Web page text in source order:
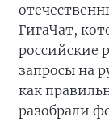
ГигаЧат,
российские
запросы на
как
разобрали